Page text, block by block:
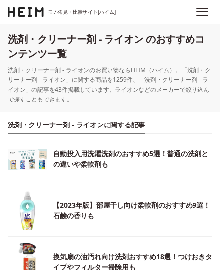
モノ発見・比較サイト[ハイム]
洗剤・クリーナー剤 - ライオン のおすすめコ
ンテンツ一覧
洗剤・クリーナー剤 - ライオンのお買い物ならHEIM（ハイム）。「洗剤・ク
リーナー剤 - ライオン」に関する商品を1259件、「洗剤・クリーナー剤 - ラ
イオン」の記事を43件掲載しています。ライオンなどのメーカーで絞り込ん
で探すこともできます。
洗剤・クリーナー剤 - ライオンに関する記事
自動投入用洗濯洗剤のおすすめ5選！普通の洗剤と
の違いや柔軟剤も
【2023年版】部屋干し向け柔軟剤のおすすめ9選！
石鹸の香りも
換気扇の油汚れ向け洗剤おすすめ18選！つけおきタ
イプやフィルター掃除用も